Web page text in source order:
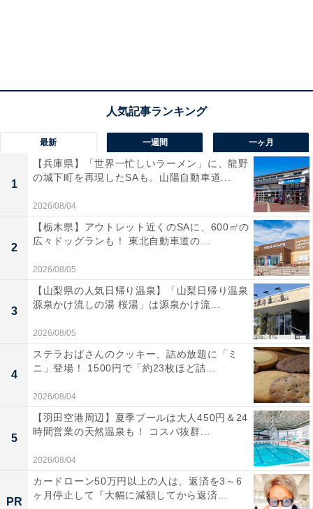
最新 一週間 一ヶ月
1
【兵庫県】「世界一忙しいラーメン」に、龍野
の城下町を再現したSAも。山陽自動車道...
2026/08/04
2
【栃木県】アウトレット近くのSAに、600㎡の
広々ドッグランも！ 東北自動車道の...
2026/08/05
3
【山梨県の人気日帰り温泉】「山梨日帰り温泉
源泉かけ流しの湯 桜湯」は源泉かけ流...
2026/08/05
4
ステラおばさんのクッキー、詰め放題に「ミ
ニ」登場！ 1500円で「約23枚ほど詰...
2026/08/04
5
【羽田空港周辺】夏季プールは大人450円＆24
時間営業の天然温泉も！ コスパ抜群...
2026/08/04
PR
カードローン50万円以上の人は、返済を3～6
ヶ月停止して『大幅に減額してから返済...